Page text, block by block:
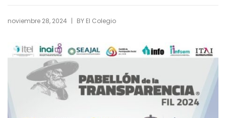
noviembre 28, 2024 | BY El Colegio